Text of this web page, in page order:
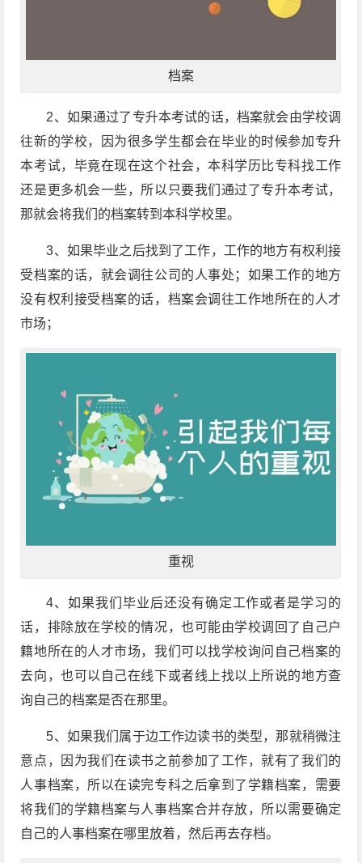
档案
2、如果通过了专升本考试的话，档案就会由学校调
往新的学校，因为很多学生都会在毕业的时候参加专升
本考试，毕竟在现在这个社会，本科学历比专科找工作
还是更多机会一些，所以只要我们通过了专升本考试，
那就会将我们的档案转到本科学校里。
3、如果毕业之后找到了工作，工作的地方有权利接
受档案的话，就会调往公司的人事处；如果工作的地方
没有权利接受档案的话，档案会调往工作地所在的人才
市场；
重视
4、如果我们毕业后还没有确定工作或者是学习的
话，排除放在学校的情况，也可能由学校调回了自己户
籍地所在的人才市场，我们可以找学校询问自己档案的
去向，也可以自己在线下或者线上找以上所说的地方查
询自己的档案是否在那里。
5、如果我们属于边工作边读书的类型，那就稍微注
意点，因为我们在读书之前参加了工作，就有了我们的
人事档案，所以在读完专科之后拿到了学籍档案，需要
将我们的学籍档案与人事档案合并存放，所以需要确定
自己的人事档案在哪里放着，然后再去存档。